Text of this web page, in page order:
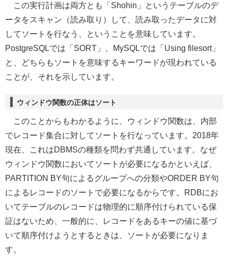
この実行計画は両方とも「Shohin」というテーブルのデ
ータをスキャン（読み取り）して、読み取ったデータに対
してソートを行なう、ということを意味しています。
PostgreSQLでは「SORT」、MySQLでは「Using filesort」
と、どちらもソートを意味するキーワードが現われている
ことが、それを示しています。
ウィンドウ関数の正体はソート
このことからもわかるように、ウィンドウ関数は、内部
でレコード集合に対してソートを行なっています。2018年
現在、これはDBMSの種類を問わず共通しています。なぜ
ウィンドウ関数においてソートが必要になるかといえば、
PARTITION BY句によるグループへの分類やORDER BY句
によるレコードのソートで必要になるからです。RDBにお
いてテーブルのレコードは物理的に順序付けられている保
証はないため、一般的に、レコードをあるキーの値に基づ
いて順序付けようとするときは、ソートが必要になりま
す。